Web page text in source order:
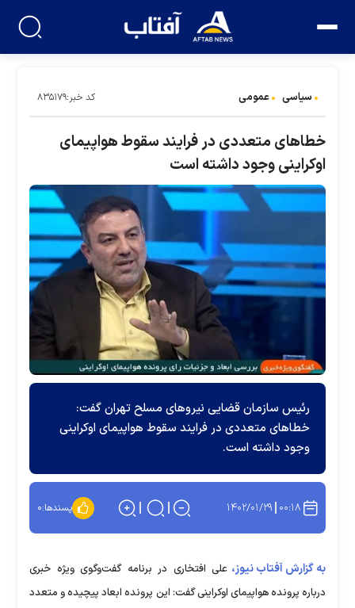
سیاسی عمومی کد خبر:۸۳۵۱۷۹
خطا‌های متعددی در فرایند سقوط هواپیمای
اوکراینی وجود داشته است
رئیس سازمان قضایی نیرو‌های مسلح تهران گفت:
خطا‌های متعددی در فرایند سقوط هواپیمای اوکراینی
وجود داشته است.
۰۰:۱۸ ۱۴۰۲/۰۱/۲۹ پسندها:۰
به گزارش آفتاب نیوز، علی افتخاری در برنامه گفت‌وگوی ویژه خبری
درباره پرونده هواپیمای اوکراینی گفت: این پرونده ابعاد پیچیده و متعدد